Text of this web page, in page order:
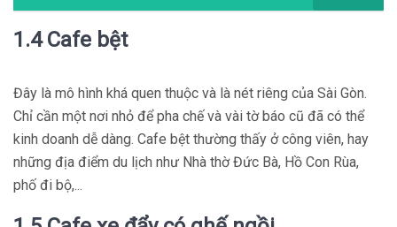
1.4 Cafe bệt
Đây là mô hình khá quen thuộc và là nét riêng của Sài Gòn.
Chỉ cần một nơi nhỏ để pha chế và vài tờ báo cũ đã có thể
kinh doanh dễ dàng. Cafe bệt thường thấy ở công viên, hay
những địa điểm du lịch như Nhà thờ Đức Bà, Hồ Con Rùa,
phố đi bộ,...